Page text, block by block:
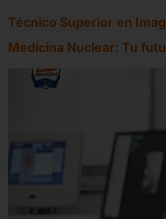
Técnico Superior en
Medicina Nuclear: Tu